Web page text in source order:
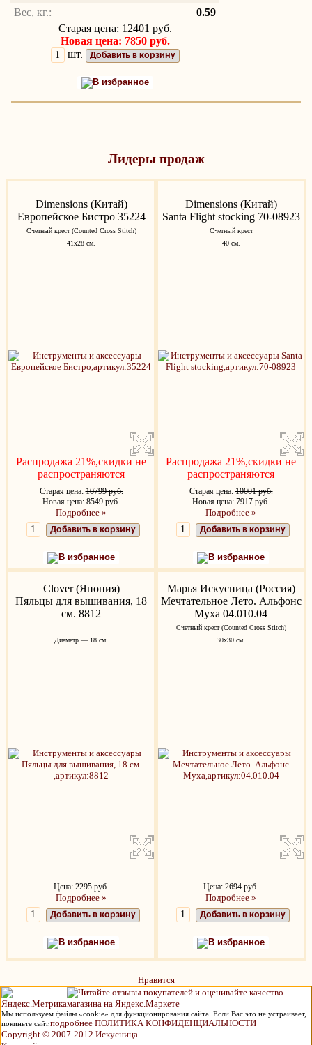
Вес, кг.:
0.59
Старая цена:12401 руб.
Новая цена: 7850 руб.
шт.
Добавить в корзину
В избранное
Лидеры продаж
Dimensions (Китай)
Европейское Бистро 35224
Счетный крест (Counted Cross Stitch)
41x28 см.
Распродажа 21%,скидки не
распространяются
Старая цена:10799 руб.
Новая цена: 8549 руб.
Подробнее »
Добавить в корзину
В избранное
Dimensions (Китай)
Santa Flight stocking 70-08923
Счетный крест
40 см.
Распродажа 21%,скидки не
распространяются
Старая цена:10001 руб.
Новая цена: 7917 руб.
Подробнее »
Добавить в корзину
В избранное
Clover (Япония)
Пяльцы для вышивания, 18
см. 8812
Диаметр — 18 см.
Цена: 2295 руб.
Подробнее »
Добавить в корзину
В избранное
Марья Искусница (Россия)
Мечтательное Лето. Альфонс
Муха 04.010.04
Счетный крест (Counted Cross Stitch)
30x30 см.
Цена: 2694 руб.
Подробнее »
Добавить в корзину
В избранное
Нравится
Мы используем файлы «cookie» для функционирования сайта. Если Вас это не устраивает,
покиньте сайт.подробнее ПОЛИТИКА КОНФИДЕНЦИАЛЬНОСТИ
Copyright © 2007-2012 Искусница